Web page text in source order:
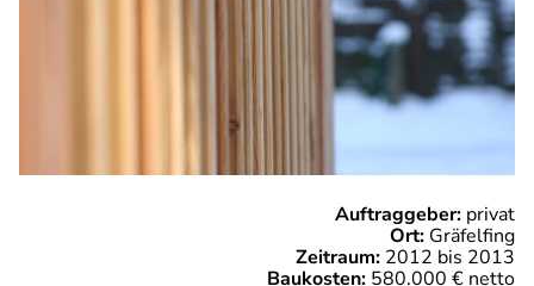
Auftraggeber: privat
Ort: Gräfelfing
Zeitraum: 2012 bis 2013
Baukosten: 580.000 € netto